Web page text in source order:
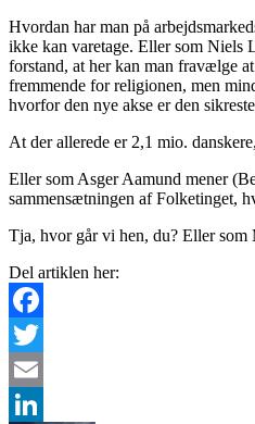
Hvordan har man på
ikke kan varetage. Eller som Niels
forstand, at her kan man fravælge
fremmende for religionen, men
hvorfor den nye akse er den
At der allerede er 2,1 mio.
Eller som Asger Aamund mener
sammensætningen af Folketinget,
Tja, hvor går vi hen, du? Eller som
Del artiklen her:
Facebook
Twitter
Email